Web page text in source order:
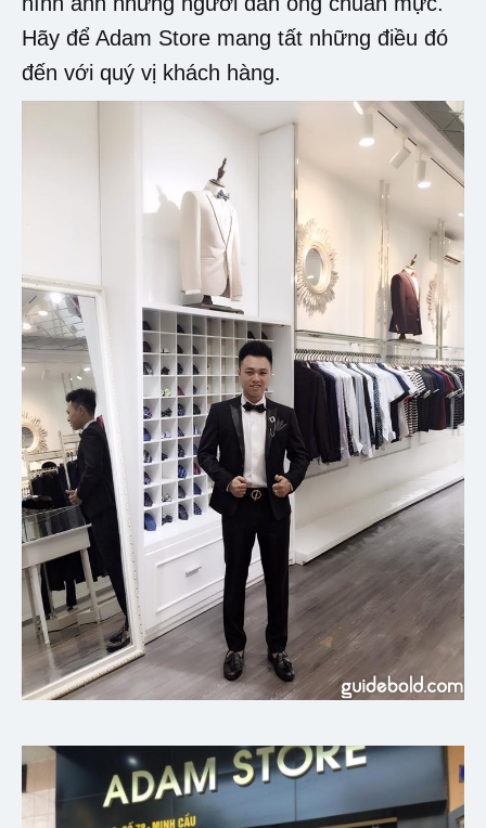
Hãy để Adam Store mang tất những điều đó
đến với quý vị khách hàng.